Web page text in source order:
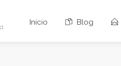
Inicio Blog